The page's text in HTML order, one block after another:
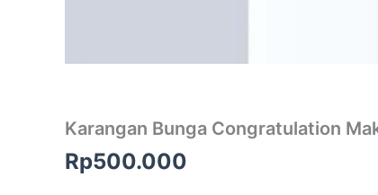
Karangan Bunga Congratulation
Rp500.000